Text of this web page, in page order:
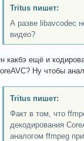
Tritus пишет:
А разве libavcodec
видео?
какбэ ещё и
Ну чтобы
Tritus пишет:
Факт в том, что
декодирования
аналогом ffmpeg